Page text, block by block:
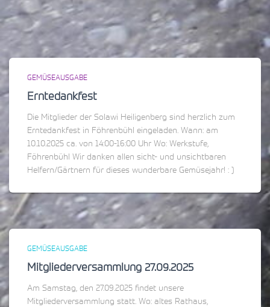
GEMÜSEAUSGABE
Erntedankfest
Die Mitglieder der Solawi Heiligenberg sind herzlich zum
Erntedankfest in Föhrenbühl eingeladen. Wann: am
10.10.2025 ca. von 14:00-16:00 Uhr Wo: Werkstufe,
Föhrenbühl Wir danken allen sicht- und unsichtbaren
Helfern/Gärtnern für dieses wunderbare Gemüsejahr! : )
GEMÜSEAUSGABE
Mitgliederversammlung 27.09.2025
Am Samstag, den 27.09.2025 findet unsere
Mitgliederversammlung statt. Wo: altes Rathaus,